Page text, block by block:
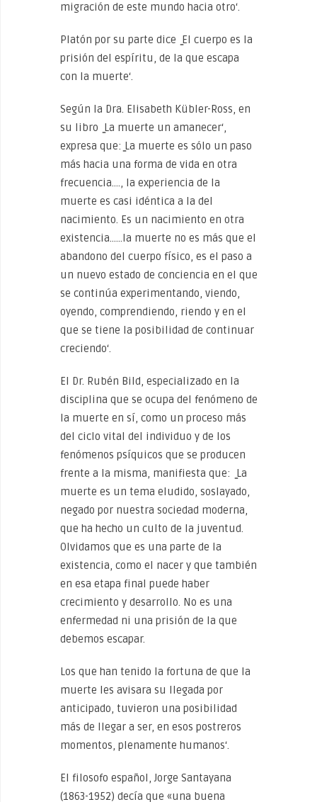
migración de este mundo hacia otro‘.
Platón por su parte dice ̳El cuerpo es la
prisión del espíritu, de la que escapa
con la muerte‘.
Según la Dra. Elisabeth Kübler-Ross, en
su libro ̳La muerte un amanecer‘,
expresa que: ̳La muerte es sólo un paso
más hacia una forma de vida en otra
frecuencia…., la experiencia de la
muerte es casi idéntica a la del
nacimiento. Es un nacimiento en otra
existencia……la muerte no es más que el
abandono del cuerpo físico, es el paso a
un nuevo estado de conciencia en el que
se continúa experimentando, viendo,
oyendo, comprendiendo, riendo y en el
que se tiene la posibilidad de continuar
creciendo‘.
El Dr. Rubén Bild, especializado en la
disciplina que se ocupa del fenómeno de
la muerte en sí, como un proceso más
del ciclo vital del individuo y de los
fenómenos psíquicos que se producen
frente a la misma, manifiesta que: ̳La
muerte es un tema eludido, soslayado,
negado por nuestra sociedad moderna,
que ha hecho un culto de la juventud.
Olvidamos que es una parte de la
existencia, como el nacer y que también
en esa etapa final puede haber
crecimiento y desarrollo. No es una
enfermedad ni una prisión de la que
debemos escapar.
Los que han tenido la fortuna de que la
muerte les avisara su llegada por
anticipado, tuvieron una posibilidad
más de llegar a ser, en esos postreros
momentos, plenamente humanos‘.
El filosofo español, Jorge Santayana
(1863-1952) decía que «una buena